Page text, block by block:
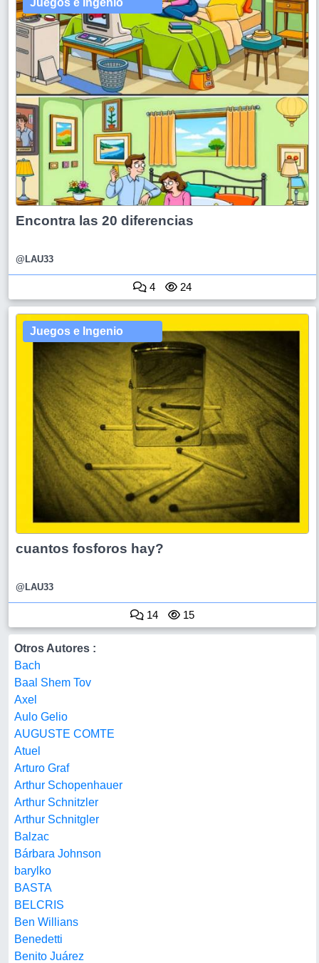
Juegos e Ingenio
Encontra las 20 diferencias
@LAU33
4 24
Juegos e Ingenio
cuantos fosforos hay?
@LAU33
14 15
Otros Autores :
Bach
Baal Shem Tov
Axel
Aulo Gelio
AUGUSTE COMTE
Atuel
Arturo Graf
Arthur Schopenhauer
Arthur Schnitzler
Arthur Schnitgler
Balzac
Bárbara Johnson
barylko
BASTA
BELCRIS
Ben Willians
Benedetti
Benito Juárez